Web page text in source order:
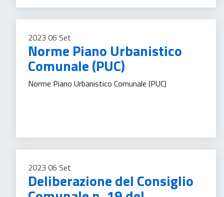
2023 06 Set
Norme Piano Urbanistico
Comunale (PUC)
Norme Piano Urbanistico Comunale (PUC)
2023 06 Set
Deliberazione del Consiglio